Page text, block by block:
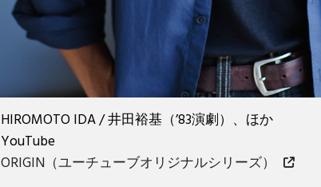
HIROMOTO IDA / 井田裕基（’83演劇）、ほか
YouTube
ORIGIN（ユーチューブオリジナルシリーズ）